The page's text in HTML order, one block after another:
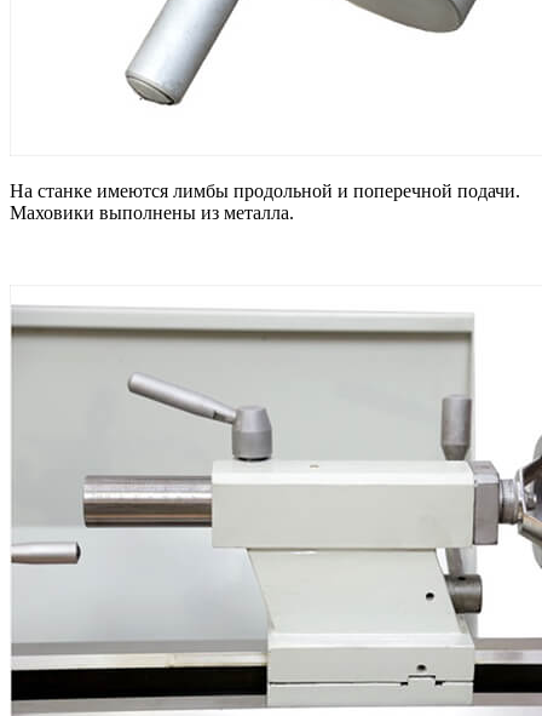
На станке имеются лимбы продольной и поперечной подачи.
Маховики выполнены из металла.